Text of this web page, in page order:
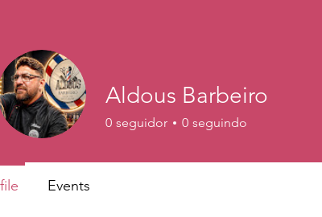
Aldous Barbeiro
0 seguidor 0 seguindo
Events